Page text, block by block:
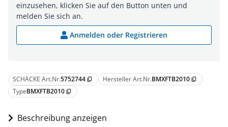
SCHÄCKE Art.Nr.5752744 content_copy Hersteller Art.Nr.BMXFTB2010 content_copy
TypeBMXFTB2010 content_copy
Beschreibung anzeigen
einzusehen, klicken Sie auf den Button unten und
melden Sie sich an.
Anmelden oder Registrieren